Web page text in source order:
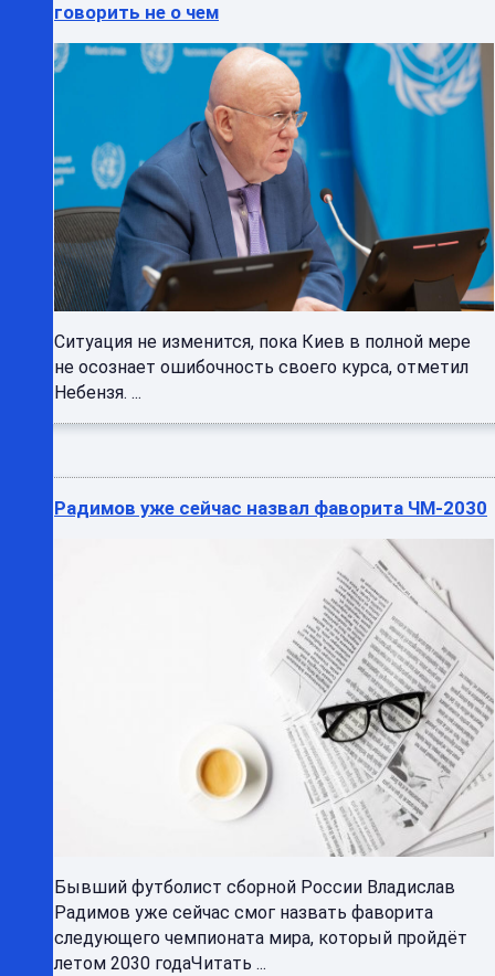
говорить не о чем
Ситуация не изменится, пока Киев в полной мере
не осознает ошибочность своего курса, отметил
Небензя. ...
Радимов уже сейчас назвал фаворита ЧМ-2030
Бывший футболист сборной России Владислав
Радимов уже сейчас смог назвать фаворита
следующего чемпионата мира, который пройдёт
летом 2030 годаЧитать ...